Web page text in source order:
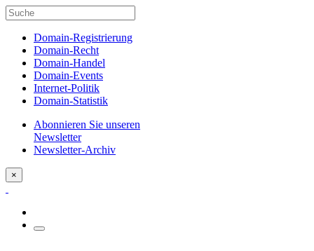
Domain-Registrierung
Domain-Recht
Domain-Handel
Domain-Events
Internet-Politik
Domain-Statistik
Abonnieren Sie unseren
Newsletter
Newsletter-Archiv
×